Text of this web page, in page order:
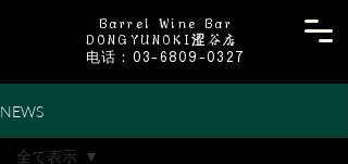
Barrel Wine Bar
DONGYUNOKI涩谷店
电话：03-6809-0327
NEWS
全て表示